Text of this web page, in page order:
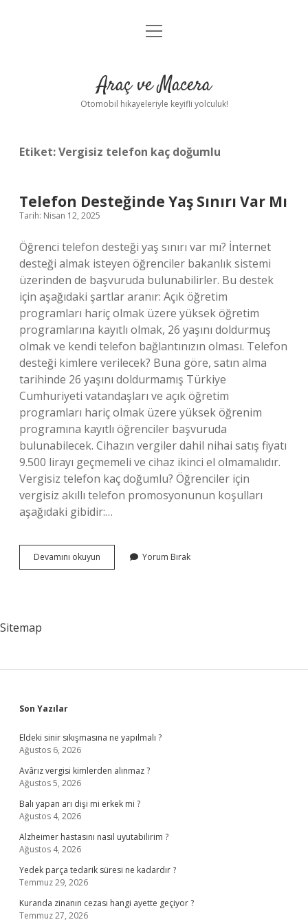
Anasayfa
Yasal Uyarı
menüyü
Araç ve Macera
Otomobil hikayeleriyle keyifli yolculuk!
Etiket:Vergisiz telefon kaç doğumlu
Telefon Desteğinde Yaş Sınırı Var Mı
Tarih: Nisan 12, 2025
Öğrenci telefon desteği yaş sınırı var mı? İnternet
desteği almak isteyen öğrenciler bakanlık sistemi
üzerinden de başvuruda bulunabilirler. Bu destek
için aşağıdaki şartlar aranır: Açık öğretim
programları hariç olmak üzere yüksek öğretim
programlarına kayıtlı olmak, 26 yaşını doldurmuş
olmak ve kendi telefon bağlantınızın olması. Telefon
desteği kimlere verilecek? Buna göre, satın alma
tarihinde 26 yaşını doldurmamış Türkiye
Cumhuriyeti vatandaşları ve açık öğretim
programları hariç olmak üzere yüksek öğrenim
programına kayıtlı öğrenciler başvuruda
bulunabilecek. Cihazın vergiler dahil nihai satış fiyatı
9.500 lirayı geçmemeli ve cihaz ikinci el olmamalıdır.
Vergisiz telefon kaç doğumlu? Öğrenciler için
vergisiz akıllı telefon promosyonunun koşulları
aşağıdaki gibidir:…
Devamını okuyun
Desteğinde
Yorum Bırak
Sitemap
Sidebar
Son Yazılar
Eldeki sinir sıkışmasına ne yapılmalı ?
Ağustos 6, 2026
Avârız vergisi kimlerden alınmaz ?
Ağustos 5, 2026
Balı yapan arı dişi mi erkek mi ?
Ağustos 4, 2026
Alzheimer hastasını nasıl uyutabilirim ?
Ağustos 4, 2026
Yedek parça tedarik süresi ne kadardır ?
Temmuz 29, 2026
Kuranda zinanın cezası hangi ayette geçiyor ?
Temmuz 27, 2026